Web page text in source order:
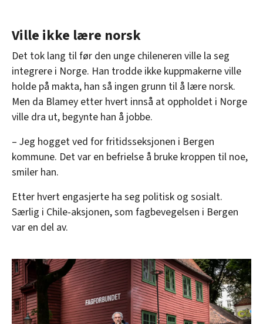
Ville ikke lære norsk
Det tok lang til før den unge chileneren ville la seg
integrere i Norge. Han trodde ikke kuppmakerne ville
holde på makta, han så ingen grunn til å lære norsk.
Men da Blamey etter hvert innså at oppholdet i Norge
ville dra ut, begynte han å jobbe.
– Jeg hogget ved for fritidsseksjonen i Bergen
kommune. Det var en befrielse å bruke kroppen til noe,
smiler han.
Etter hvert engasjerte ha seg politisk og sosialt.
Særlig i Chile-aksjonen, som fagbevegelsen i Bergen
var en del av.